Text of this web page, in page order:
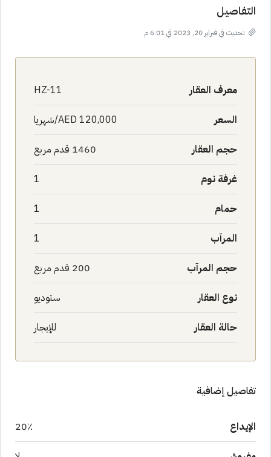
التفاصيل
تحديث في فبراير 20, 2023 في 6:01 م
معرف العقار HZ-11
السعر AED 120,000/شهريا
حجم العقار 1460 قدم مربع
غرفة نوم 1
حمام 1
المرآب 1
حجم المرآب 200 قدم مربع
نوع العقار ستوديو
حالة العقار للإيجار
تفاصيل إضافية
الإيداع 20٪